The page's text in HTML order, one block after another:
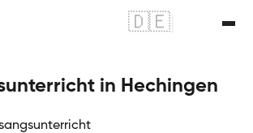
🇩🇪
in Hechingen